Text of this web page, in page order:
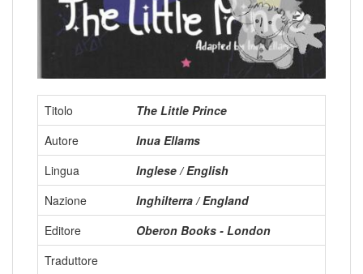
Titolo
The Little Prince
Autore
Inua Ellams
Lingua
Inglese / English
Nazione
Inghilterra / England
Editore
Oberon Books - London
Traduttore